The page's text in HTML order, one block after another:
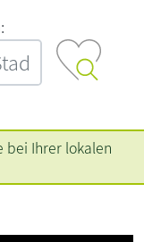
bei Ihrer lokalen